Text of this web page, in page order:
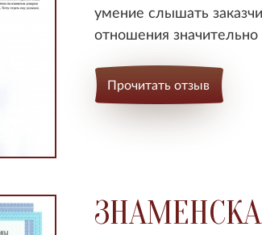
умение слышать
отношения
Прочитать отзыв